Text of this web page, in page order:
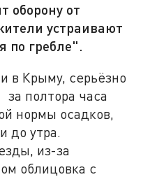
оборону от
устраивают
по гребле".
в Крыму, серьёзно
полтора часа
нормы осадков,
до утра.
из-за
облицовка с